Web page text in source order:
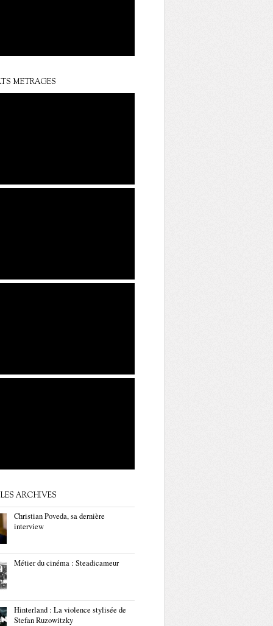
METRAGES
ARCHIVES
Christian Poveda, sa dernière
interview
Métier du cinéma : Steadicameur
Hinterland : La violence stylisée de
Stefan Ruzowitzky